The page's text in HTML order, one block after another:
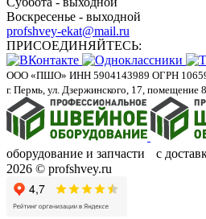
Воскресенье - выходной
profshvey-ekat@mail.ru
ПРИСОЕДИНЯЙТЕСЬ:
ООО «ПШО» ИНН 5904143989 ОГРН
г. Пермь, ул. Дзержинского, 17, помещение 8
оборудование и запчасти с
2026 © profshvey.ru